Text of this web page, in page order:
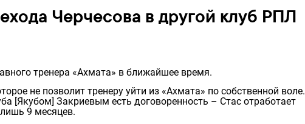
Черчесова в другой клуб РПЛ
тренера «Ахмата» в ближайшее время.
не позволит тренеру уйти из «Ахмата» по собственной воле.
[Якубом] Закриевым есть договоренность – Стас отработает
9 месяцев.